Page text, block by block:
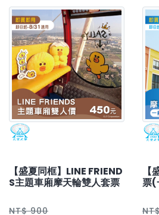
【盛夏同框】LINE FRIEND
S主題車廂摩天輪雙人套票
NT$ 900
票(